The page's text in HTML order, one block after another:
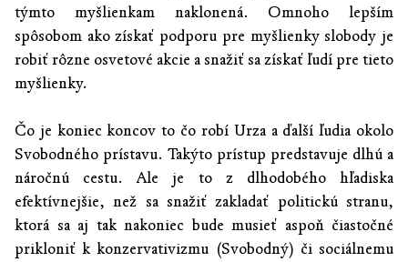
týmto myšlienkam naklonená. Omnoho lepším
spôsobom ako získať podporu pre myšlienky slobody je
robiť rôzne osvetové akcie a snažiť sa získať ľudí pre tieto
myšlienky.
Čo je koniec koncov to čo robí Urza a ďalší ľudia okolo
Svobodného prístavu. Takýto prístup predstavuje dlhú a
náročnú cestu. Ale je to z dlhodobého hľadiska
efektívnejšie, než sa snažiť zakladať politickú stranu,
ktorá sa aj tak nakoniec bude musieť aspoň čiastočné
prikloniť k konzervativizmu (Svobodný) či sociálnemu